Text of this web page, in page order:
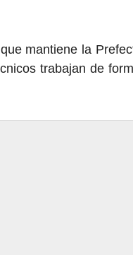
mantiene la
trabajan de